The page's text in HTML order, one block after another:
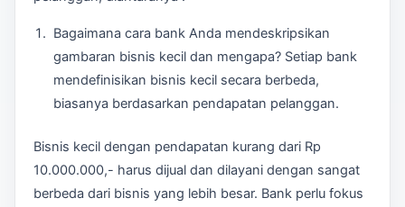
Bagaimana cara bank Anda mendeskripsikan
gambaran bisnis kecil dan mengapa? Setiap bank
mendefinisikan bisnis kecil secara berbeda,
biasanya berdasarkan pendapatan pelanggan.
Bisnis kecil dengan pendapatan kurang dari Rp
10.000.000,- harus dijual dan dilayani dengan sangat
berbeda dari bisnis yang lebih besar. Bank perlu fokus